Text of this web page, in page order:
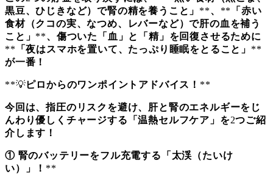
黒豆、ひじきなど）で腎の精を養うこと」 **、 **
「赤い
食材（クコの実、なつめ、レバーなど）で肝の血を補う
こと」 **、傷ついた「血」と「精」を回復させるために
** 「夜はスマホを置いて、たっぷり睡眠をとること」 **
が一番！
**💡ピロからのワンポイントアドバイス！ **
今回は、指圧のリスクを避け、肝と腎のエネルギーをじ
んわり優しくチャージする「温熱セルフケア」を2つご紹
介します！
① 腎のバッテリーをフル充電する「太渓（たいけ
い）」！ **